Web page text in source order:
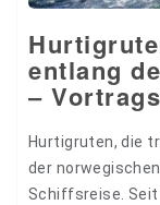
entlang
–
Hurtigruten, die
der
Schiffsreise.